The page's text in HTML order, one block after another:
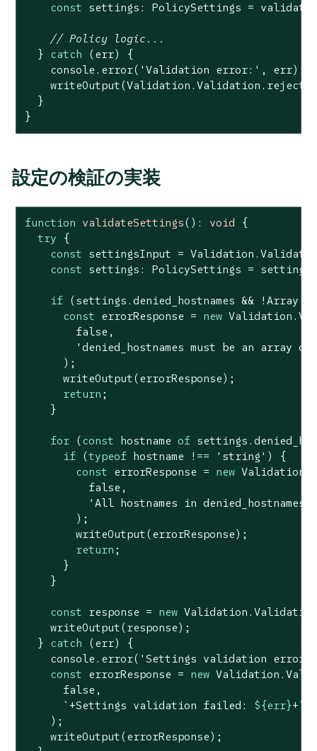
const settings: PolicySettings =
// Policy logic...
  }
catch (err) {
console.error( 'Validation error:' , err);
  }
}
設定の検証の実装
function validateSettings( ): void
{
try {
const settingsInput =
const settings: PolicySettings =
if (settings.denied_hostnames && ! Array
const errorResponse = new
false,
'denied_hostnames must be an array
      );
      writeOutput(errorResponse);
return ;
    }
for ( const hostname of
if (typeof hostname !== 'string' ) {
const errorResponse = new
false,
'All hostnames in
        );
        writeOutput(errorResponse);
return ;
      }
    }
const response = new
    writeOutput(response);
  }
catch (err) {
console.error( 'Settings validation error:'
const errorResponse = new
false,
`+Settings validation failed: ${err}+`
    );
    writeOutput(errorResponse);